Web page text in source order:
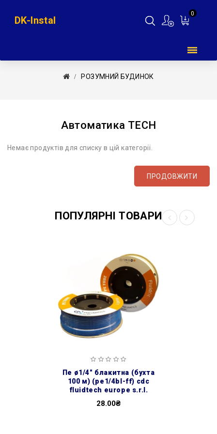
0
DK-Instal
РОЗУМНИЙ БУДИНОК
Автоматика TЕСН
Немає продуктів для списку в цій категорії.
ПРОДОВЖИТИ
ПОПУЛЯРНІ ТОВАРИ
пе ø1/4″ блакитна (бухта
100 м) (pe1/4bl-ff) cdc
fluidtech europe s.r.l.
28.00₴